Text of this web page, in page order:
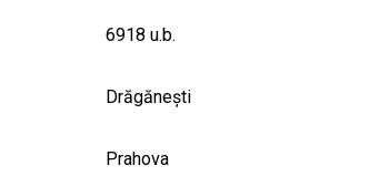
6918 u.b.
Drăgăneşti
Prahova